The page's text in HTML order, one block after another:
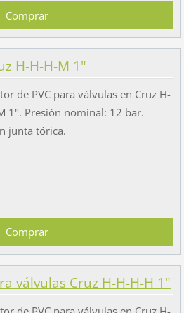
H-H-H-M 1"
de PVC para válvulas en Cruz H-
1". Presión nominal: 12 bar.
junta tórica.
válvulas Cruz H-H-H-H 1"